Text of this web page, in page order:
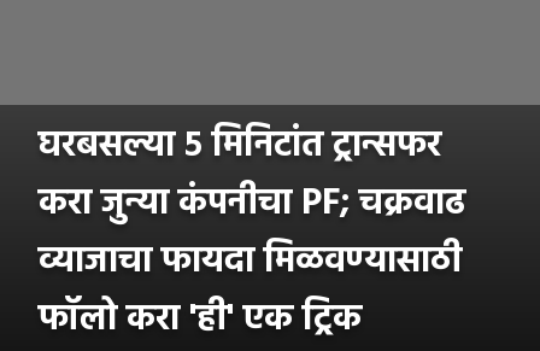
घरबसल्या ५ मिनिटांत ट्रान्सफर
करा जुन्या कंपनीचा PF; चक्रवाढ
व्याजाचा फायदा मिळवण्यासाठी
फॉलो करा 'ही' एक ट्रिक